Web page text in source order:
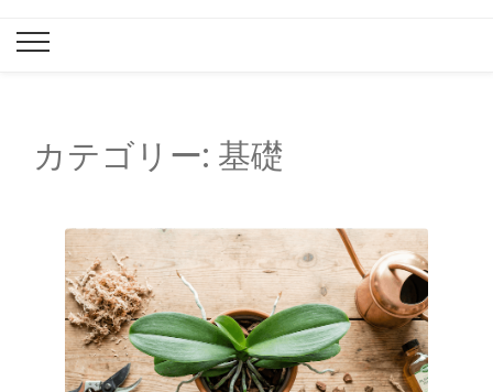
カテゴリー: 基礎